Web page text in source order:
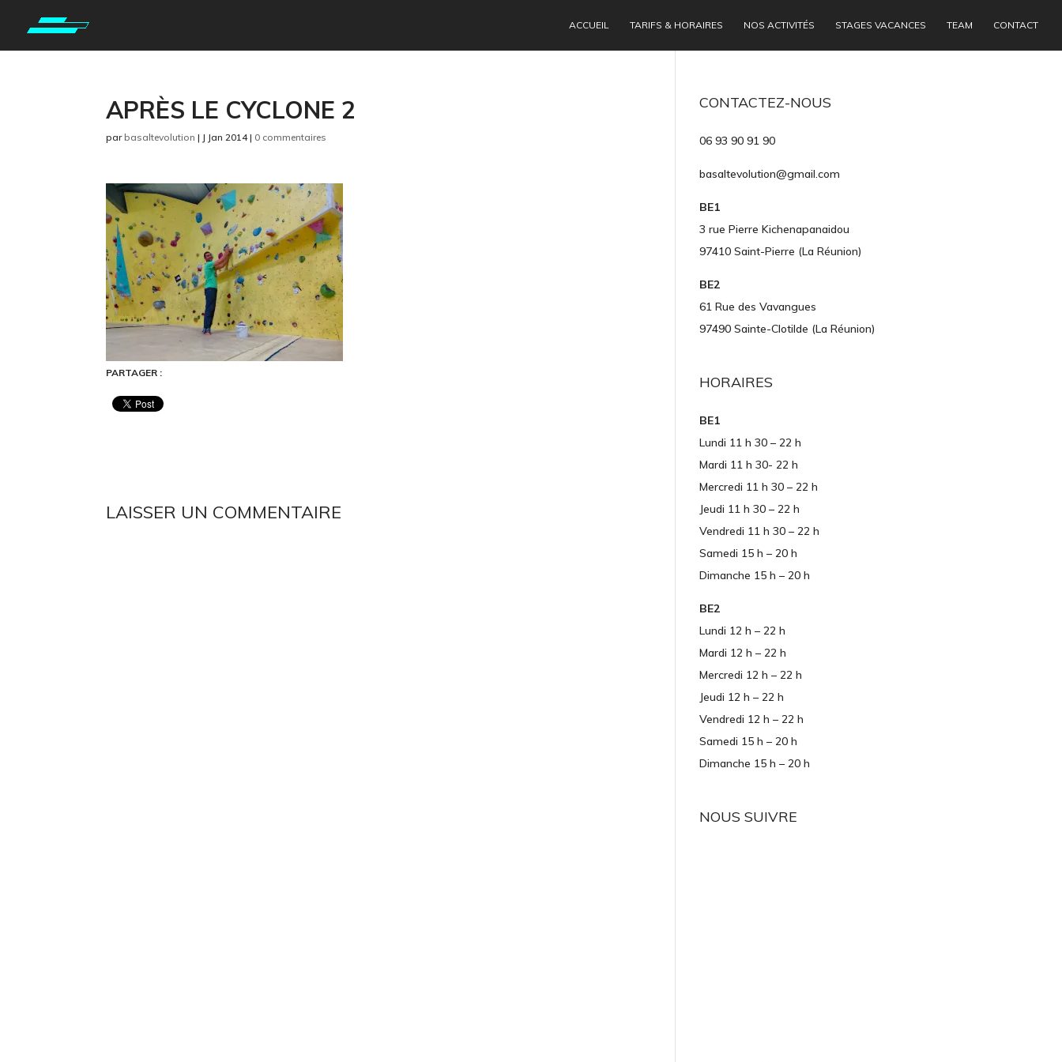
ACCUEIL TARIFS & HORAIRES NOS ACTIVITÉS STAGES VACANCES TEAM CONTACT
APRÈS LE CYCLONE 2
par basaltevolution | J Jan 2014| 0 commentaires
PARTAGER :
LAISSER UN COMMENTAIRE
CONTACTEZ-NOUS
06 93 90 91 90
basaltevolution@gmail.com
BE1
3 rue Pierre Kichenapanaidou
97410 Saint-Pierre (La Réunion)
BE2
61 Rue des Vavangues
97490 Sainte-Clotilde (La Réunion)
HORAIRES
BE1
Lundi 11 h 30 – 22 h
Mardi 11 h 30- 22 h
Mercredi 11 h 30 – 22 h
Jeudi 11 h 30 – 22 h
Vendredi 11 h 30 – 22 h
Samedi 15 h – 20 h
Dimanche 15 h – 20 h
BE2
Lundi 12 h – 22 h
Mardi 12 h – 22 h
Mercredi 12 h – 22 h
Jeudi 12 h – 22 h
Vendredi 12 h – 22 h
Samedi 15 h – 20 h
Dimanche 15 h – 20 h
NOUS SUIVRE